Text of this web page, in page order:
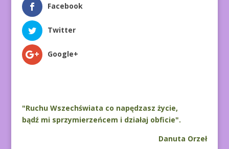
Facebook
Twitter
Google+
"Ruchu Wszechświata co napędzasz życie,
bądź mi sprzymierzeńcem i działaj obficie".
Danuta Orzeł